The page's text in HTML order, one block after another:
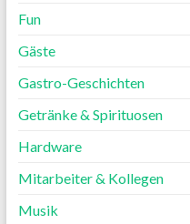
Fun
Gäste
Gastro-Geschichten
Getränke & Spirituosen
Hardware
Mitarbeiter & Kollegen
Musik